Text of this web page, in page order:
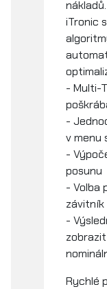
nákladů.
iTronic
- Multi-
-
v menu
-
posunu
- Volba
-
Rychlé